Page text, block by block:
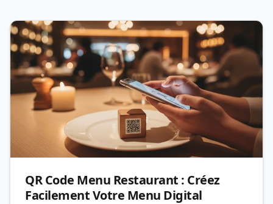
QR Code Menu Restaurant : Créez
Facilement Votre Menu Digital